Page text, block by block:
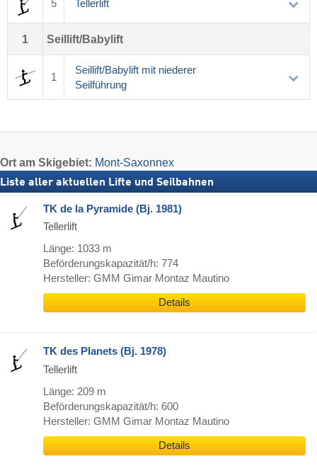
5 Tellerlift
1 Seillift/Babylift
1
Seillift/Babylift mit niederer
Seilführung
Ort am Skigebiet: Mont-Saxonnex
Liste aller aktuellen Lifte und Seilbahnen
TK de la Pyramide (Bj. 1981)
Tellerlift
Länge: 1033 m
Beförderungskapazität/h: 774
Hersteller: GMM Gimar Montaz Mautino
Details
TK des Planets (Bj. 1978)
Tellerlift
Länge: 209 m
Beförderungskapazität/h: 600
Hersteller: GMM Gimar Montaz Mautino
Details